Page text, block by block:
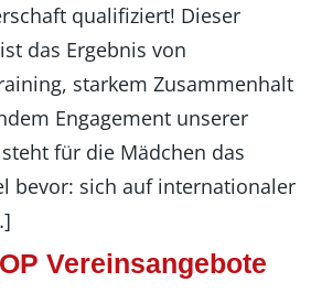
qualifiziert! Dieser
das Ergebnis von
starkem Zusammenhalt
Engagement unserer
für die Mädchen das
bevor: sich auf internationaler
Vereinsangebote